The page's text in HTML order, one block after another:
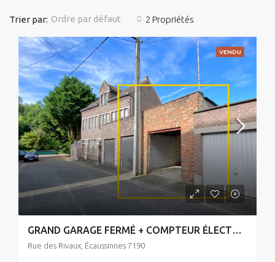
2 Propriétés
Trier par: Ordre par défaut
VENDU
GRAND GARAGE FERMÉ + COMPTEUR ÉLECTRIQUE
Rue des Rivaux, Écaussinnes 7190